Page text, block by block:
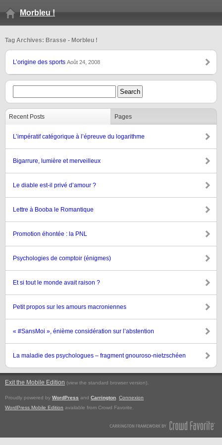
Morbleu !
Tag Archives: Brasse - Morbleu !
L’origine des sports Août 24, 2008
Recent Posts Pages
L’impératif catégorique à l’épreuve du logarithme
Bigarrure, lumière et merveilleux
Le diable est-il privé d’amour ?
Lettre à Booba le Romantique
Promotion éhontée : la PNL
Psychologies de comptoir (énigmes)
Et si tout le monde avait raison ?
Petit propos sur les amours macroniennes
« #SansMoi », énième considération sur l’abstention
La maladie des psychologues – fragment gnouroso-nietzschéen
Exit the Mobile Edition (view the standard browser version).
Proudly powered by WordPress and Carrington Connexion
WordPress Mobile Edition available from Crowd Favorite.